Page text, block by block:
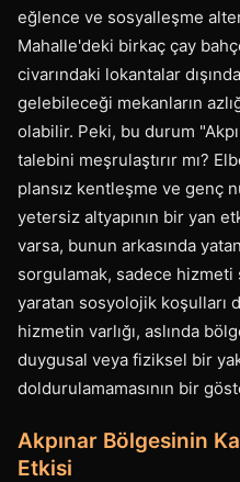
eğlence ve sosyalleşme
Mahalle'deki birkaç çay
civarındaki lokantalar
gelebileceği mekanların
olabilir. Peki, bu durum
talebini meşrulaştırır mı?
plansız kentleşme ve genç
yetersiz altyapının bir yan
varsa, bunun arkasında
sorgulamak, sadece hizmeti
yaratan sosyolojik koşulları
hizmetin varlığı, aslında
duygusal veya fiziksel bir
doldurulamamasının bir
Akpınar Bölgesinin
Etkisi